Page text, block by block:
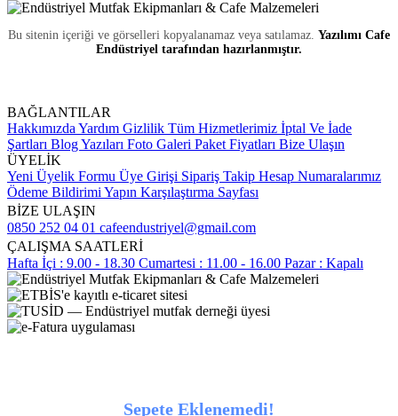
Bu sitenin içeriği ve görselleri kopyalanamaz veya satılamaz. Yazılımı Cafe
Endüstriyel tarafından hazırlanmıştır.
BAĞLANTILAR
Hakkımızda Yardım Gizlilik Tüm Hizmetlerimiz İptal Ve İade
Şartları Blog Yazıları Foto Galeri Paket Fiyatları Bize Ulaşın
ÜYELİK
Yeni Üyelik Formu Üye Girişi Sipariş Takip Hesap Numaralarımız
Ödeme Bildirimi Yapın Karşılaştırma Sayfası
BİZE ULAŞIN
0850 252 04 01 cafeendustriyel@gmail.com
ÇALIŞMA SAATLERİ
Hafta İçi : 9.00 - 18.30 Cumartesi : 11.00 - 16.00 Pazar : Kapalı
Sepete Eklenemedi!